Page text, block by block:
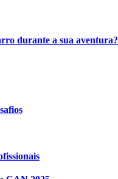
durante a sua aventura?